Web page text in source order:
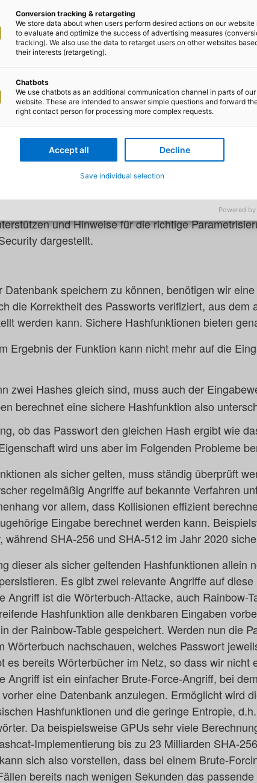
- Aber sicher!
in der Datenbank gespeichert werden. Das
und damit die Passwörter, die eventuell
ist einfach zu groß. Trotzdem werden bei der
wieder Passwort-Leaks an die Öffentlichkeit
der jeweiligen Passwörter zurückzuführen sind.
Leaks zu werden, soll dieser Blog-Beitrag bei
und Hinweise für die richtige
dargestellt.
speichern zu können, benötigen wir
die Korrektheit des Passworts verifiziert, aus dem
werden kann. Sichere Hashfunktionen bieten
Ergebnis der Funktion kann nicht mehr auf die
zwei Hashes gleich sind, muss auch der
berechnet eine sichere Hashfunktion also
ob das Passwort den gleichen Hash ergibt wie
wird uns aber im Folgenden Probleme
als sicher gelten, muss ständig überprüft
regelmäßig Angriffe auf bekannte Verfahren
vor allem, dass Kollisionen effizient
Eingabe berechnet werden kann.
während SHA-256 und SHA-512 im Jahr 2020
dieser als sicher geltenden Hashfunktionen allein
Es gibt zwei relevante Angriffe auf
Angriff ist die Wörterbuch-Attacke, auch Rainbow-
Hashfunktion alle denkbaren Eingaben
der Rainbow-Table gespeichert. Werden nun die
Wörterbuch nachschauen, welches Passwort
es bereits Wörterbücher im Netz, so dass wir nicht
Angriff ist ein einfacher Brute-Force-Angriff, bei
eine Datenbank anzulegen. Ermöglicht wird
Hashfunktionen und die geringe Entropie,
Da beispielsweise GPUs sehr viele
Implementierung bis zu 23 Milliarden SHA-
sich also vorstellen, dass bei einem Brute-
bereits nach wenigen Sekunden das
Conversion tracking & retargeting
We store data about when users perform desired actions on our website
to evaluate and optimize the success of advertising measures
tracking). We also use the data to retarget users on other websites
their interests (retargeting).
Chatbots
We use chatbots as an additional communication channel in parts of our
website. These are intended to answer simple questions and forward
right contact person for processing more complex requests.
Accept all Decline
Save individual selection
Powered by